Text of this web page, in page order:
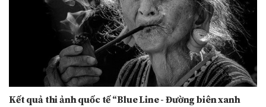
Kết quả thi ảnh quốc tế “Blue Line - Đường biên xanh